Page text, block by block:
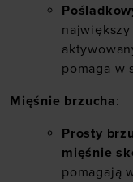
pomaga w
Mięśnie brzucha:
Prosty
mięśnie
pomagają